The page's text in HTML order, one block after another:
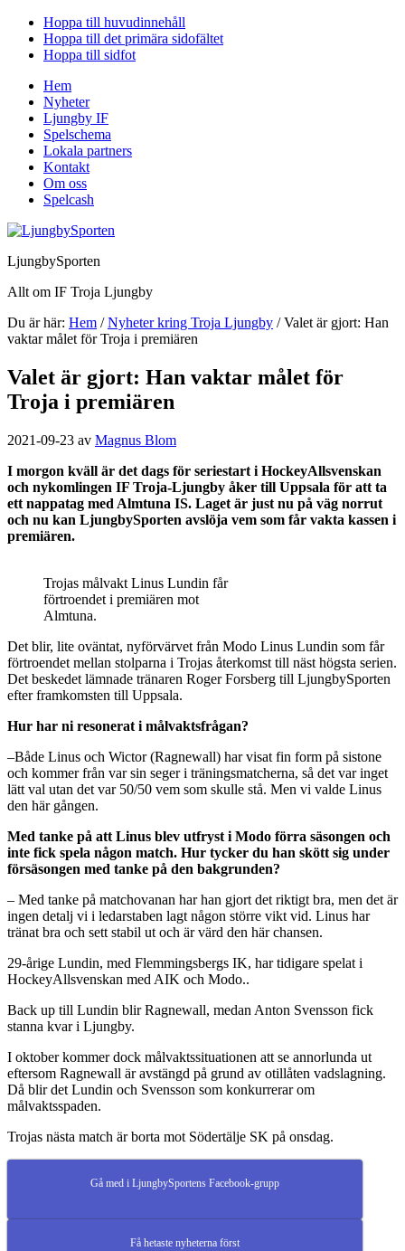
Hoppa till huvudinnehåll
Hoppa till det primära sidofältet
Hoppa till sidfot
Hem
Nyheter
Ljungby IF
Spelschema
Lokala partners
Kontakt
Om oss
Spelcash
LjungbySporten
Allt om IF Troja Ljungby
Du är här: Hem / Nyheter kring Troja Ljungby /Valet är gjort: Han
vaktar målet för Troja i premiären
Valet är gjort: Han vaktar målet för
Troja i premiären
2021-09-23 av Magnus Blom
I morgon kväll är det dags för seriestart i HockeyAllsvenskan
och nykomlingen IF Troja-Ljungby åker till Uppsala för att ta
ett nappatag med Almtuna IS. Laget är just nu på väg norrut
och nu kan LjungbySporten avslöja vem som får vakta kassen i
premiären.
Trojas målvakt Linus Lundin får
förtroendet i premiären mot
Almtuna.
Det blir, lite oväntat, nyförvärvet från Modo Linus Lundin som får
förtroendet mellan stolparna i Trojas återkomst till näst högsta serien.
Det beskedet lämnade tränaren Roger Forsberg till LjungbySporten
efter framkomsten till Uppsala.
Hur har ni resonerat i målvaktsfrågan?
–Både Linus och Wictor (Ragnewall) har visat fin form på sistone
och kommer från var sin seger i träningsmatcherna, så det var inget
lätt val utan det var 50/50 vem som skulle stå. Men vi valde Linus
den här gången.
Med tanke på att Linus blev utfryst i Modo förra säsongen och
inte fick spela någon match. Hur tycker du han skött sig under
försäsongen med tanke på den bakgrunden?
– Med tanke på matchovanan har han gjort det riktigt bra, men det är
ingen detalj vi i ledarstaben lagt någon större vikt vid. Linus har
tränat bra och sett stabil ut och är värd den här chansen.
29-årige Lundin, med Flemmingsbergs IK, har tidigare spelat i
HockeyAllsvenskan med AIK och Modo..
Back up till Lundin blir Ragnewall, medan Anton Svensson fick
stanna kvar i Ljungby.
I oktober kommer dock målvaktssituationen att se annorlunda ut
eftersom Ragnewall är avstängd på grund av otillåten vadslagning.
Då blir det Lundin och Svensson som konkurrerar om
målvaktsspaden.
Trojas nästa match är borta mot Södertälje SK på onsdag.
Gå med i LjungbySportens Facebook-grupp
Få hetaste nyheterna först